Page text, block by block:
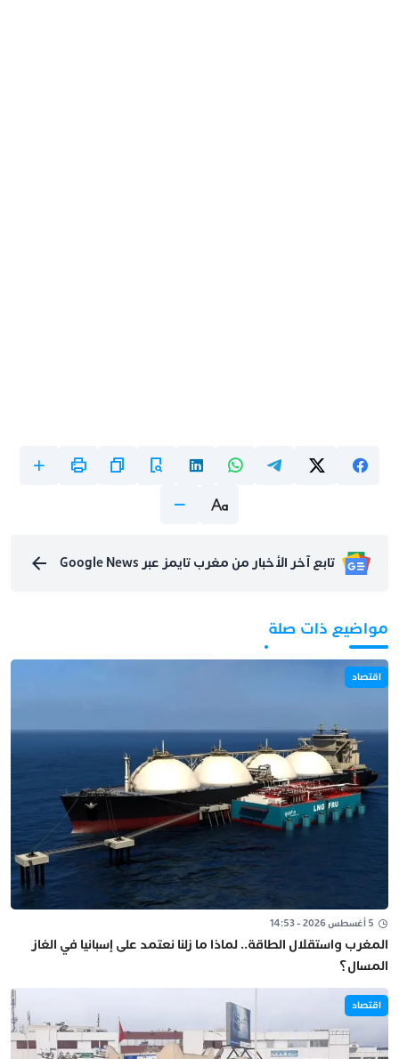
تابع آخر الأخبار من مغرب تايمز عبر Google News
مواضيع ذات صلة
اقتصاد
5 أغسطس 2026 - 14:53
المغرب واستقلال الطاقة.. لماذا ما زلنا نعتمد على إسبانيا في الغاز
المسال؟
اقتصاد